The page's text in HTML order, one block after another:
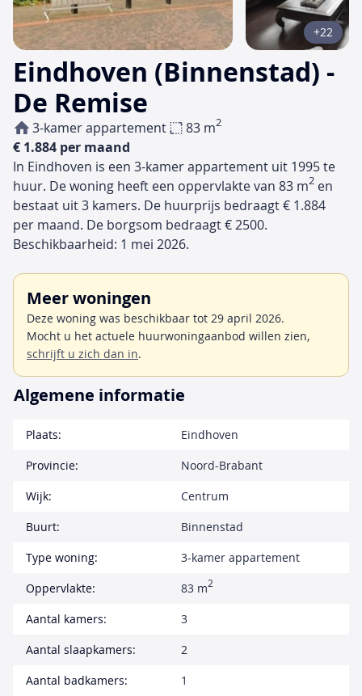
Eindhoven (Binnenstad) -
De Remise
3-kamer appartement 83 m2
€ 1.884 per maand
+22
In Eindhoven is een 3-kamer appartement uit 1995 te
huur. De woning heeft een oppervlakte van 83 m2 en
bestaat uit 3 kamers. De huurprijs bedraagt € 1.884
per maand. De borgsom bedraagt € 2500.
Beschikbaarheid: 1 mei 2026.
Meer woningen
Deze woning was beschikbaar tot 29 april 2026.
Mocht u het actuele huurwoningaanbod willen zien,
schrijft u zich dan in.
Algemene informatie
Plaats:
Eindhoven
Provincie:
Noord-Brabant
Wijk:
Centrum
Buurt:
Binnenstad
Type woning:
3-kamer appartement
Oppervlakte:
83 m2
Aantal kamers:
3
Aantal slaapkamers:
2
Aantal badkamers:
1